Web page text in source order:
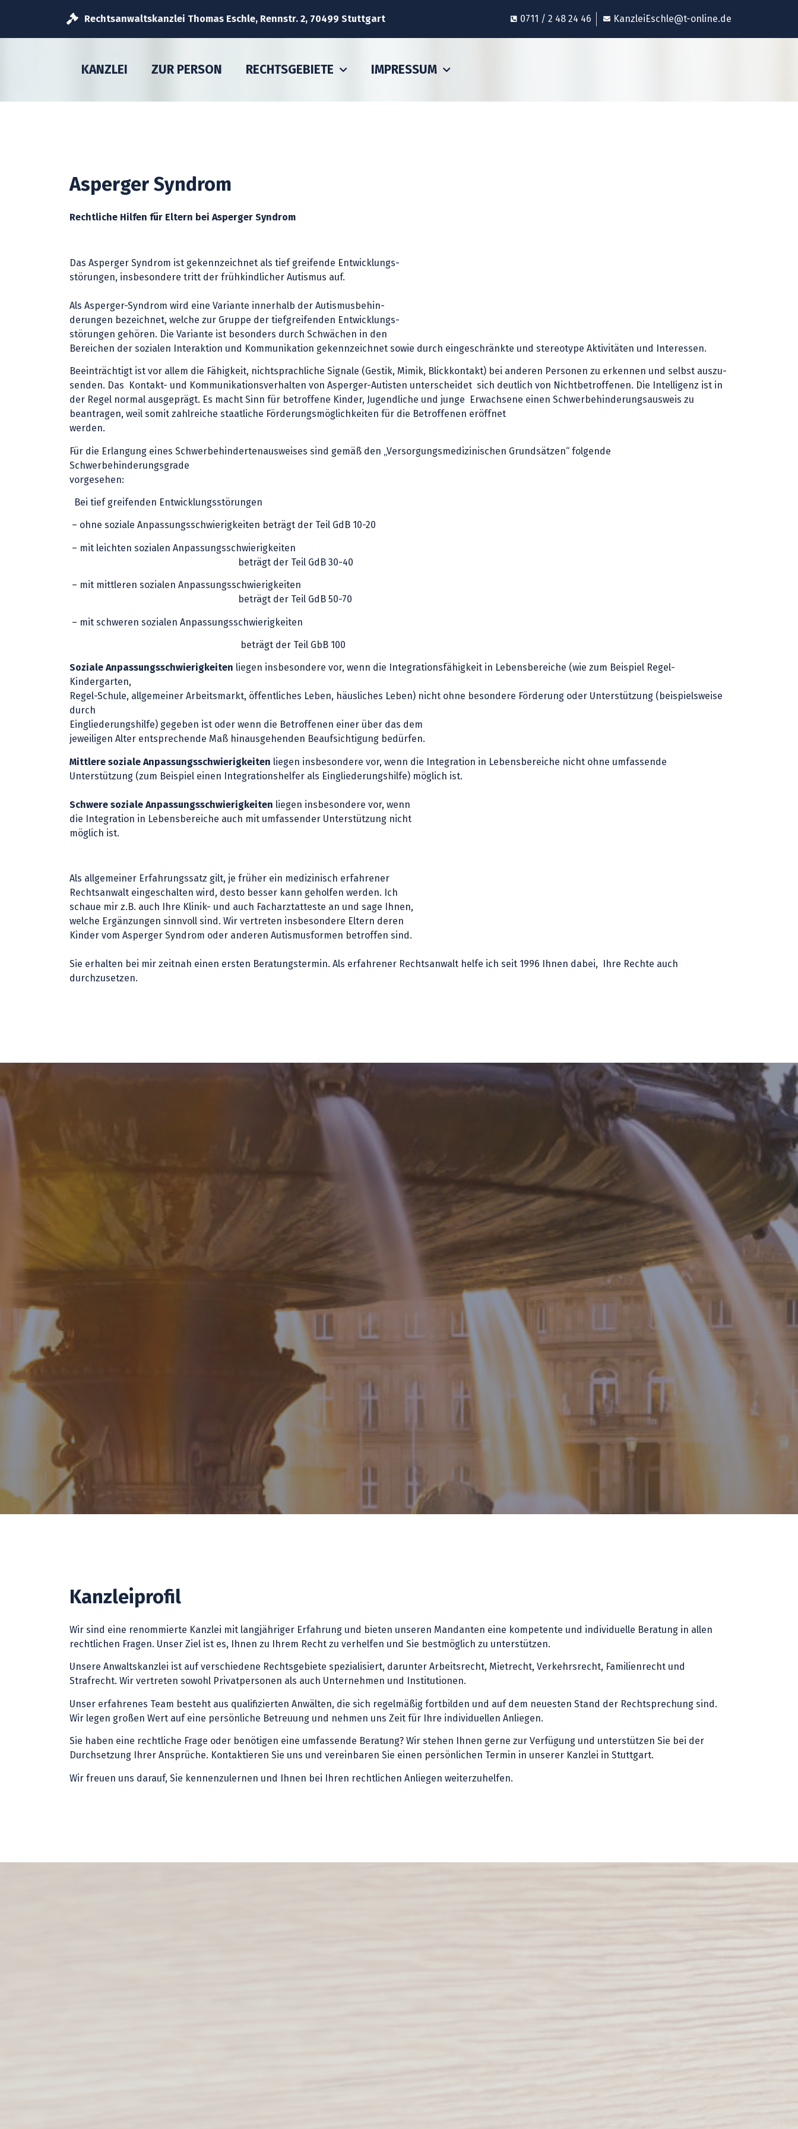
Rechtsanwaltskanzlei Thomas Eschle, Rennstr. 2, 70499 Stuttgart 0711 / 2 48 24 46 KanzleiEschle@t-online.de
KANZLEI ZUR PERSON RECHTSGEBIETE IMPRESSUM
Asperger Syndrom
Rechtliche Hilfen für Eltern bei Asperger Syndrom
Das Asperger Syndrom ist gekennzeichnet als tief greifende Entwicklungs-
störungen, insbesondere tritt der frühkindlicher Autismus auf.
Als Asperger-Syndrom wird eine Variante innerhalb der Autismusbehin-
derungen bezeichnet, welche zur Gruppe der tiefgreifenden Entwicklungs-
störungen gehören. Die Variante ist besonders durch Schwächen in den
Bereichen der sozialen Interaktion und Kommunikation gekennzeichnet sowie durch eingeschränkte und stereotype Aktivitäten und Interessen.
Beeinträchtigt ist vor allem die Fähigkeit, nichtsprachliche Signale (Gestik, Mimik, Blickkontakt) bei anderen Personen zu erkennen und selbst auszu-
senden. Das Kontakt- und Kommunikationsverhalten von Asperger-Autisten unterscheidet sich deutlich von Nichtbetroffenen. Die Intelligenz ist in
der Regel normal ausgeprägt. Es macht Sinn für betroffene Kinder, Jugendliche und junge Erwachsene einen Schwerbehinderungsausweis zu
beantragen, weil somit zahlreiche staatliche Förderungsmöglichkeiten für die Betroffenen eröffnet
werden.
Für die Erlangung eines Schwerbehindertenausweises sind gemäß den „Versorgungsmedizinischen Grundsätzen“ folgende
Schwerbehinderungsgrade
vorgesehen:
Bei tief greifenden Entwicklungsstörungen
– ohne soziale Anpassungsschwierigkeiten beträgt der Teil GdB 10-20
– mit leichten sozialen Anpassungsschwierigkeiten
beträgt der Teil GdB 30-40
– mit mittleren sozialen Anpassungsschwierigkeiten
beträgt der Teil GdB 50-70
– mit schweren sozialen Anpassungsschwierigkeiten
beträgt der Teil GbB 100
Soziale Anpassungsschwierigkeiten liegen insbesondere vor, wenn die Integrationsfähigkeit in Lebensbereiche (wie zum Beispiel Regel-
Kindergarten,
Regel-Schule, allgemeiner Arbeitsmarkt, öffentliches Leben, häusliches Leben) nicht ohne besondere Förderung oder Unterstützung (beispielsweise
durch
Eingliederungshilfe) gegeben ist oder wenn die Betroffenen einer über das dem
jeweiligen Alter entsprechende Maß hinausgehenden Beaufsichtigung bedürfen.
Mittlere soziale Anpassungsschwierigkeiten liegen insbesondere vor, wenn die Integration in Lebensbereiche nicht ohne umfassende
Unterstützung (zum Beispiel einen Integrationshelfer als Eingliederungshilfe) möglich ist.
Schwere soziale Anpassungsschwierigkeiten liegen insbesondere vor, wenn
die Integration in Lebensbereiche auch mit umfassender Unterstützung nicht
möglich ist.
Als allgemeiner Erfahrungssatz gilt, je früher ein medizinisch erfahrener
Rechtsanwalt eingeschalten wird, desto besser kann geholfen werden. Ich
schaue mir z.B. auch Ihre Klinik- und auch Facharztatteste an und sage Ihnen,
welche Ergänzungen sinnvoll sind. Wir vertreten insbesondere Eltern deren
Kinder vom Asperger Syndrom oder anderen Autismusformen betroffen sind.
Sie erhalten bei mir zeitnah einen ersten Beratungstermin. Als erfahrener Rechtsanwalt helfe ich seit 1996 Ihnen dabei, Ihre Rechte auch
durchzusetzen.
Kanzleiprofil
Wir sind eine renommierte Kanzlei mit langjähriger Erfahrung und bieten unseren Mandanten eine kompetente und individuelle Beratung in allen
rechtlichen Fragen. Unser Ziel ist es, Ihnen zu Ihrem Recht zu verhelfen und Sie bestmöglich zu unterstützen.
Unsere Anwaltskanzlei ist auf verschiedene Rechtsgebiete spezialisiert, darunter Arbeitsrecht, Mietrecht, Verkehrsrecht, Familienrecht und
Strafrecht. Wir vertreten sowohl Privatpersonen als auch Unternehmen und Institutionen.
Unser erfahrenes Team besteht aus qualifizierten Anwälten, die sich regelmäßig fortbilden und auf dem neuesten Stand der Rechtsprechung sind.
Wir legen großen Wert auf eine persönliche Betreuung und nehmen uns Zeit für Ihre individuellen Anliegen.
Sie haben eine rechtliche Frage oder benötigen eine umfassende Beratung? Wir stehen Ihnen gerne zur Verfügung und unterstützen Sie bei der
Durchsetzung Ihrer Ansprüche. Kontaktieren Sie uns und vereinbaren Sie einen persönlichen Termin in unserer Kanzlei in Stuttgart.
Wir freuen uns darauf, Sie kennenzulernen und Ihnen bei Ihren rechtlichen Anliegen weiterzuhelfen.